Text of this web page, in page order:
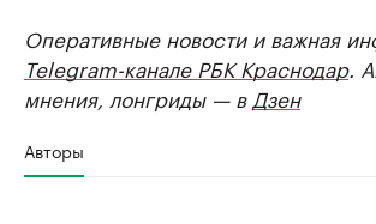
Оперативные новости и важная
Telegram-канале РБК Краснодар.
мнения, лонгриды — в Дзен
Авторы